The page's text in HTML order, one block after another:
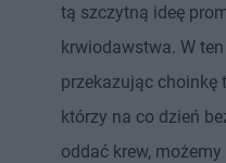
tą szczytną ideę
krwiodawstwa. W
przekazując choinkę
którzy na co dzień
oddać krew,